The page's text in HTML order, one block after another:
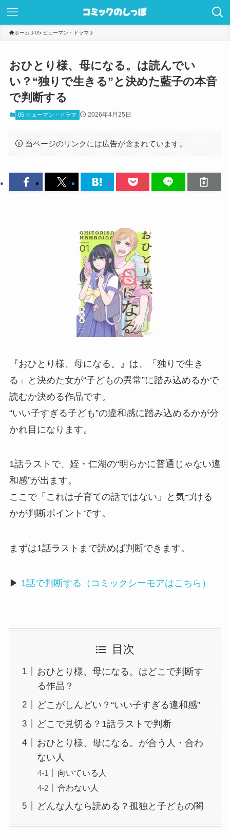
ホーム 05 ヒューマン・ドラマ
おひとり様、母になる。は読んでい
い？“独りで生きる”と決めた藍子の本音
で判断する
05 ヒューマン・ドラマ 2026年4月25日
当ページのリンクには広告が含まれています。
『おひとり様、母になる。』は、「独りで生き
る」と決めた女が“子どもの異常”に踏み込めるかで
読むか決める作品です。
“いい子すぎる子ども”の違和感に踏み込めるかが分
かれ目になります。
1話ラストで、姪・仁湖の“明らかに普通じゃない違
和感”が出ます。
ここで「これは子育ての話ではない」と気づける
かが判断ポイントです。
まずは1話ラストまで読めば判断できます。
▶ 1話で判断する（コミックシーモアはこちら）
目次
おひとり様、母になる。はどこで判断す
る作品？
どこがしんどい？“いい子すぎる違和感”
どこで見切る？1話ラストで判断
おひとり様、母になる。が合う人・合わ
ない人
向いている人
合わない人
どんな人なら読める？孤独と子どもの闇